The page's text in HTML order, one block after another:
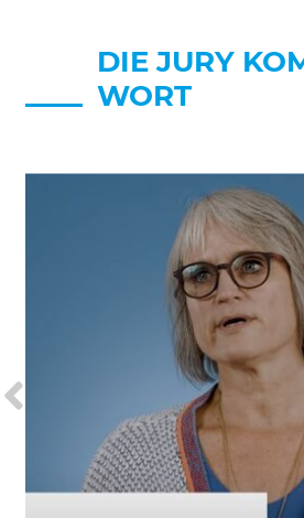
DIE JURY
WORT